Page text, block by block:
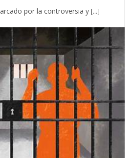
por la controversia y [...]